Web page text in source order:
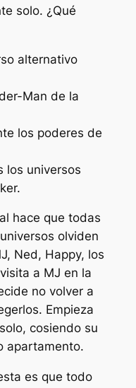
solo. ¿Qué
alternativo
Man de la
los poderes de
los universos
hace que todas
olviden
Ned, Happy, los
a MJ en la
no volver a
Empieza
cosiendo su
apartamento.
es que todo